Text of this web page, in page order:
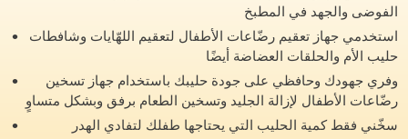
الفوضى والجهد في المطبخ
استخدمي جهاز تعقيم رضّاعات الأطفال لتعقيم اللهّايات وشافطات
حليب الأم والحلقات العضاضة أيضًا
وفري جهودك وحافظي على جودة حليبك باستخدام جهاز تسخين
رضّاعات الأطفال لإزالة الجليد وتسخين الطعام برفق وبشكل متساوٍ
سخّني فقط كمية الحليب التي يحتاجها طفلك لتفادي الهدر